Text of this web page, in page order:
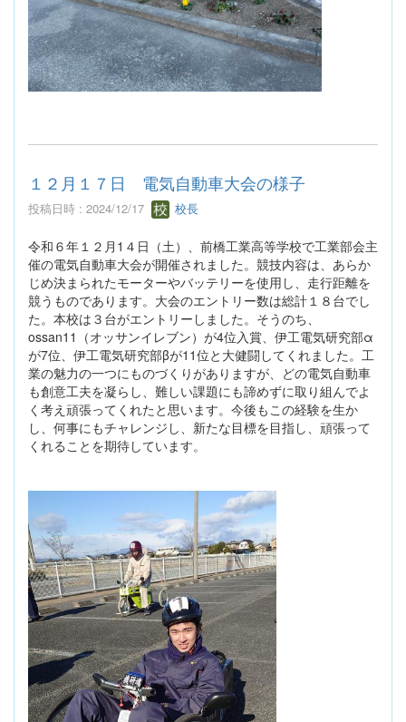
１２月１７日 電気自動車大会の様子
投稿日時 : 2024/12/17 校長
令和６年１２月1４日（土）、前橋工業高等学校で工業部会主
催の電気自動車大会が開催されました。競技内容は、あらか
じめ決まられたモーターやバッテリーを使用し、走行距離を
競うものであります。大会のエントリー数は総計１８台でし
た。本校は３台がエントリーしました。そうのち、
ossan11（オッサンイレブン）が4位入賞、伊工電気研究部α
が7位、伊工電気研究部βが11位と大健闘してくれました。工
業の魅力の一つにものづくりがありますが、どの電気自動車
も創意工夫を凝らし、難しい課題にも諦めずに取り組んでよ
く考え頑張ってくれたと思います。今後もこの経験を生か
し、何事にもチャレンジし、新たな目標を目指し、頑張って
くれることを期待しています。